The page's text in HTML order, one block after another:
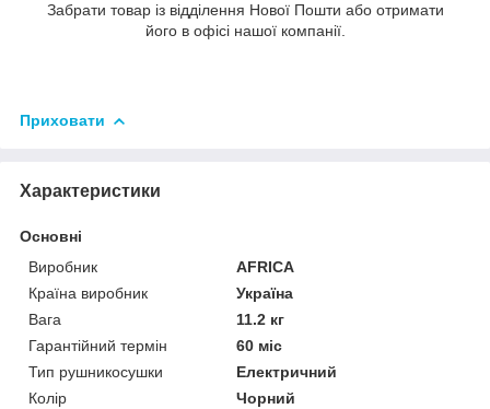
Забрати товар із відділення Нової Пошти або отримати
його в офісі нашої компанії.
Приховати
Характеристики
Основні
Виробник
AFRICA
Країна виробник
Україна
Вага
11.2 кг
Гарантійний термін
60 міс
Тип рушникосушки
Електричний
Колір
Чорний